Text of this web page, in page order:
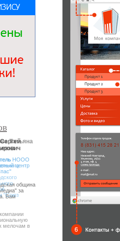
Татьяна
"Союз
мелочам в
НООО
центр
община
за
Вам